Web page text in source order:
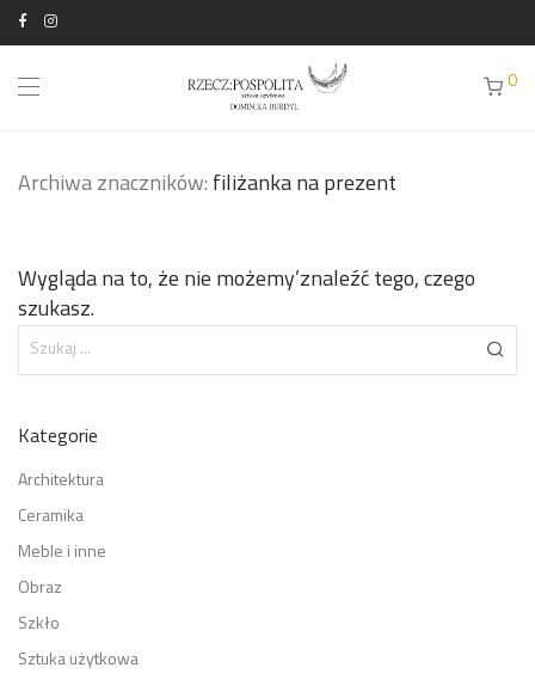
0
Archiwa znaczników: filiżanka na prezent
Wygląda na to, że nie możemy’znaleźć tego, czego
szukasz.
Kategorie
Architektura
Ceramika
Meble i inne
Obraz
Szkło
Sztuka użytkowa